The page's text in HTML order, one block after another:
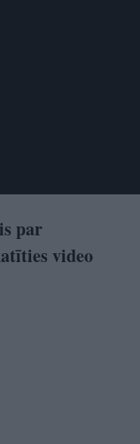
par
video